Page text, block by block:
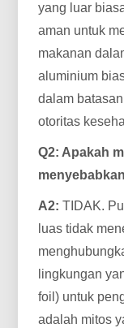
yang luar
aman untuk
makanan
aluminium
dalam
otoritas
Q2: Apakah
A2: TIDAK.
luas tidak
lingkungan
foil) untuk
adalah mitos